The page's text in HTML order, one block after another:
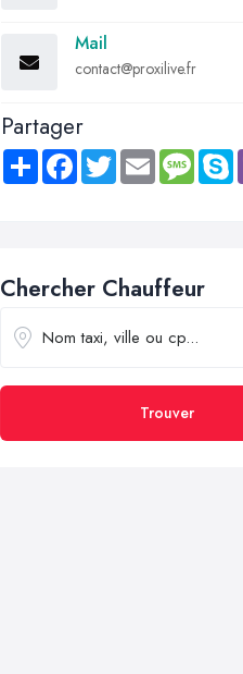
Mail
contact@proxilive.fr
Partager
Share FacebookTwitter Email
Chercher Chauffeur
Trouver